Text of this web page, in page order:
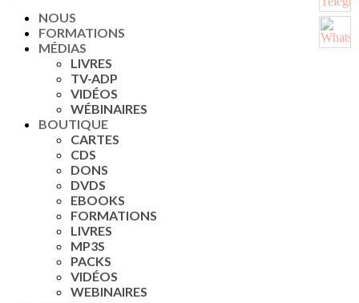
NOUS
FORMATIONS
MÉDIAS
LIVRES
TV-ADP
VIDÉOS
WÉBINAIRES
BOUTIQUE
CARTES
CDS
DONS
DVDS
EBOOKS
FORMATIONS
LIVRES
MP3S
PACKS
VIDÉOS
WEBINAIRES